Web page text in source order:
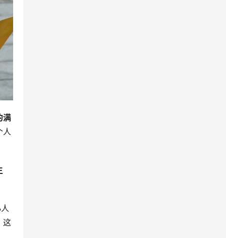
满
人
这